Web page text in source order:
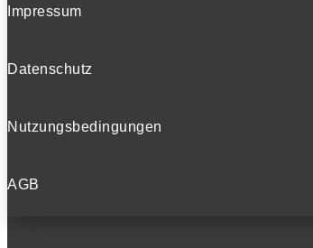
Impressum
Datenschutz
Nutzungsbedingungen
AGB